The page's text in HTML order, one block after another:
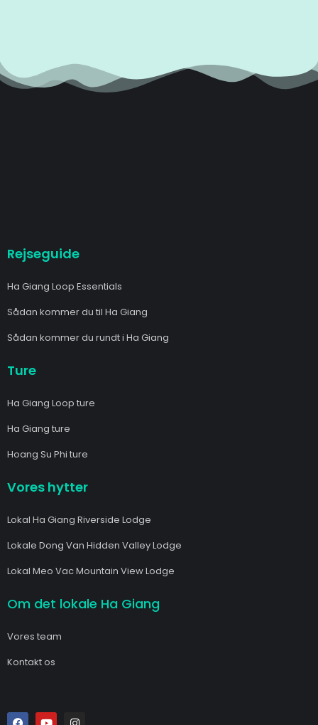
Rejseguide
Ha Giang Loop Essentials
Sådan kommer du til Ha Giang
Sådan kommer du rundt i Ha Giang
Ture
Ha Giang Loop ture
Ha Giang ture
Hoang Su Phi ture
Vores hytter
Lokal Ha Giang Riverside Lodge
Lokale Dong Van Hidden Valley Lodge
Lokal Meo Vac Mountain View Lodge
Om det lokale Ha Giang
Vores team
Kontakt os
F Y I